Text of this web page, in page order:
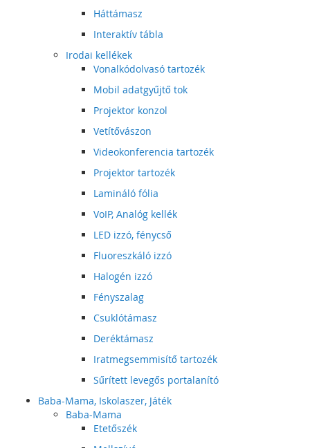
Háttámasz
Interaktív tábla
Irodai kellékek
Vonalkódolvasó tartozék
Mobil adatgyűjtő tok
Projektor konzol
Vetítővászon
Videokonferencia tartozék
Projektor tartozék
Lamináló fólia
VoIP, Analóg kellék
LED izzó, fénycső
Fluoreszkáló izzó
Halogén izzó
Fényszalag
Csuklótámasz
Deréktámasz
Iratmegsemmisítő tartozék
Sűrített levegős portalanító
Baba-Mama, Iskolaszer, Játék
Baba-Mama
Etetőszék